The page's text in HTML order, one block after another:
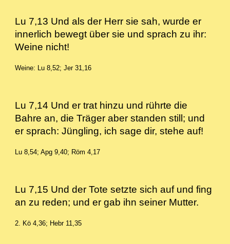
Lu 7,13 Und als der Herr sie sah, wurde er
innerlich bewegt über sie und sprach zu ihr:
Weine nicht!
Weine: Lu 8,52; Jer 31,16
Lu 7,14 Und er trat hinzu und rührte die
Bahre an, die Träger aber standen still; und
er sprach: Jüngling, ich sage dir, stehe auf!
Lu 8,54; Apg 9,40; Röm 4,17
Lu 7,15 Und der Tote setzte sich auf und fing
an zu reden; und er gab ihn seiner Mutter.
2. Kö 4,36; Hebr 11,35